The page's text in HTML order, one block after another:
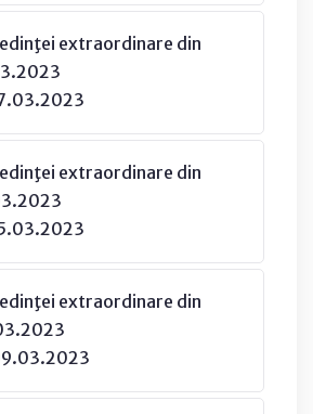
extraordinare din
extraordinare din
extraordinare din